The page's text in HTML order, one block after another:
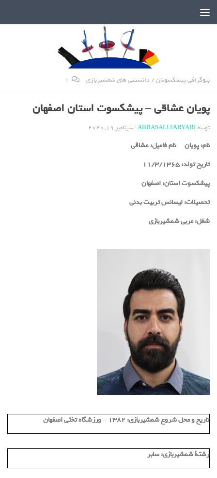
بیوگرافی پیشکسوتان/دانستنی های شمشیربازی 1
پویان عشاقی – پیشکسوت استان اصفهان
توسطABBASALI FARYABI
· سپتامبر 19, 2020
نام:پویان نام فامیل:عشاقی
تاریخ تولد:
پیشکسوت استان:اصفهان
تحصیلات:لیسانس تربیت بدنی
شغل:مربی شمشیربازی
تاریخ و محل شروع شمشیربازی:
رشتة شمشیربازی:سابر